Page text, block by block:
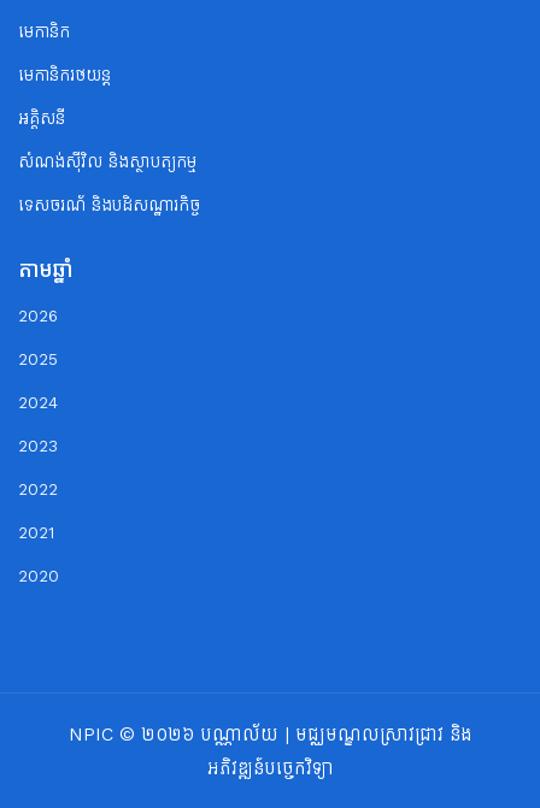
មេកានិក
មេកានិករថយន្ត
អគ្គិសនី
សំណង់ស៊ីវិល និងស្ថាបត្យកម្ម
ទេសចរណ័ និងបដិសណ្ឋារកិច្ច
តាមឆ្នាំ
2026
2025
2024
2023
2022
2021
2020
NPIC © ២០២៦ បណ្ណាល័យ | មជ្ឈមណ្ឌលស្រាវជ្រាវ និង
អភិវឌ្ឍន៍បច្ចេកវិទ្យា